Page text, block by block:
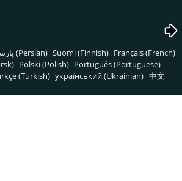
پارسی (Persian) Suomi (Finnish) Français (French)
Polski (Polish) Português (Portuguese)
(Turkish) український (Ukrainian) 中文